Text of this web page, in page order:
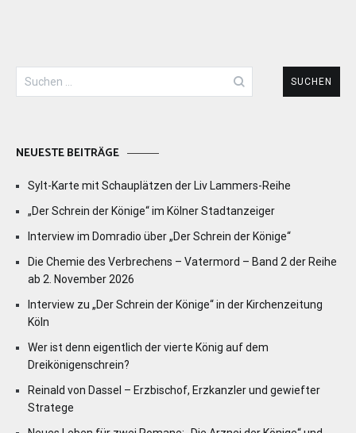
Suchen
nach:
NEUESTE BEITRÄGE
Sylt-Karte mit Schauplätzen der Liv Lammers-Reihe
„Der Schrein der Könige“ im Kölner Stadtanzeiger
Interview im Domradio über „Der Schrein der Könige“
Die Chemie des Verbrechens – Vatermord – Band 2 der Reihe
ab 2. November 2026
Interview zu „Der Schrein der Könige“ in der Kirchenzeitung
Köln
Wer ist denn eigentlich der vierte König auf dem
Dreikönigenschrein?
Reinald von Dassel – Erzbischof, Erzkanzler und gewiefter
Stratege